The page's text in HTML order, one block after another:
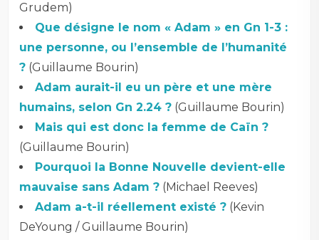
Grudem)
Que désigne le nom « Adam » en Gn 1-3 :
une personne, ou l’ensemble de l’humanité
? (Guillaume Bourin)
Adam aurait-il eu un père et une mère
humains, selon Gn 2.24 ? (Guillaume Bourin)
Mais qui est donc la femme de Caïn ?
(Guillaume Bourin)
Pourquoi la Bonne Nouvelle devient-elle
mauvaise sans Adam ? (Michael Reeves)
Adam a-t-il réellement existé ? (Kevin
DeYoung / Guillaume Bourin)